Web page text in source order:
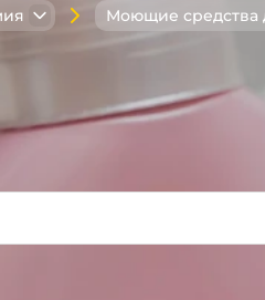
Моющие средства